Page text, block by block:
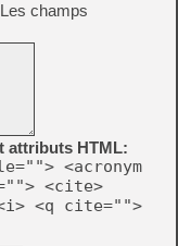
Les champs
attributs HTML:
<acronym
<cite>
<i> <q cite="">